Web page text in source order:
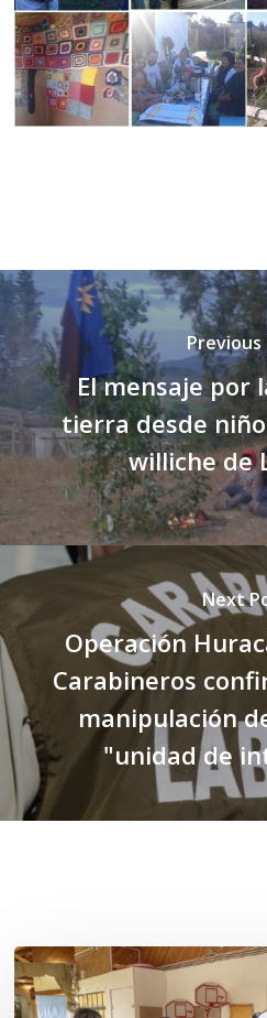
Previous
El mensaje por
tierra desde
williche de
Next
Operación
Carabineros
manipulación
"unidad de
Toda
el